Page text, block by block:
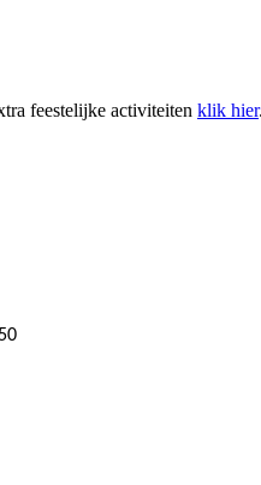
feestelijke activiteiten klik hier.